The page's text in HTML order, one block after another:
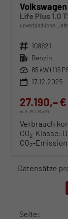
Life Plus 1.0
unverbindliche
Fahrzeugnr. 108621
Kraftstoff Benzin
Leistung 85 kW (116
17.12.2025
27.190,– €
incl. 19% MwSt.
Verbrauch
CO2-Klasse: D
CO2-
Datensätze
Seite: